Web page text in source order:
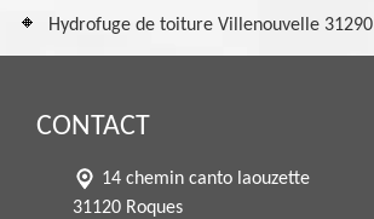
Hydrofuge de toiture Villenouvelle 31290
CONTACT
14 chemin canto laouzette
31120 Roques